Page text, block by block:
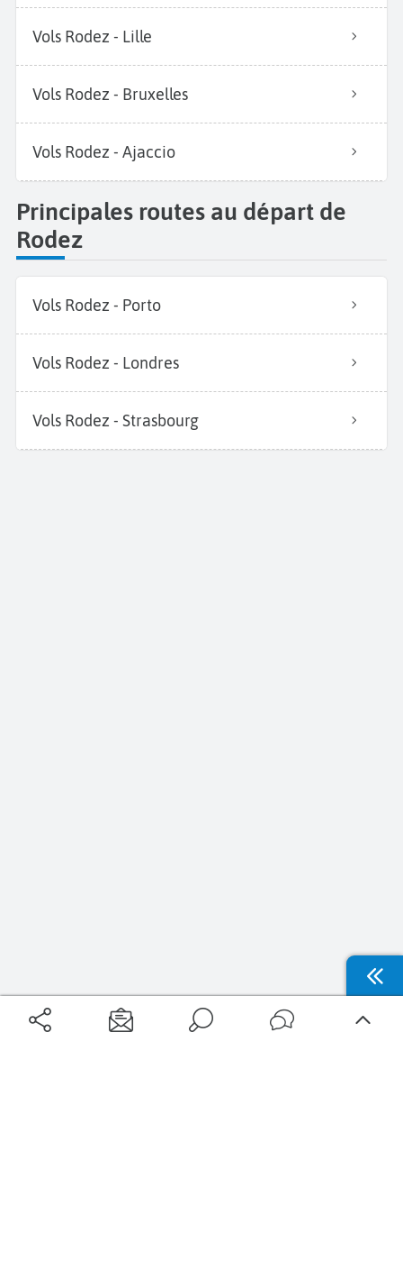
Vols Rodez - Lille
Vols Rodez - Bruxelles
Vols Rodez - Ajaccio
Principales routes au départ de
Rodez
Vols Rodez - Porto
Vols Rodez - Londres
Vols Rodez - Strasbourg